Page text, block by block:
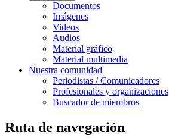
Documentos
Imágenes
Videos
Audios
Material gráfico
Material multimedia
Nuestra comunidad
Periodistas / Comunicadores
Profesionales y organizaciones
Buscador de miembros
Ruta de navegación